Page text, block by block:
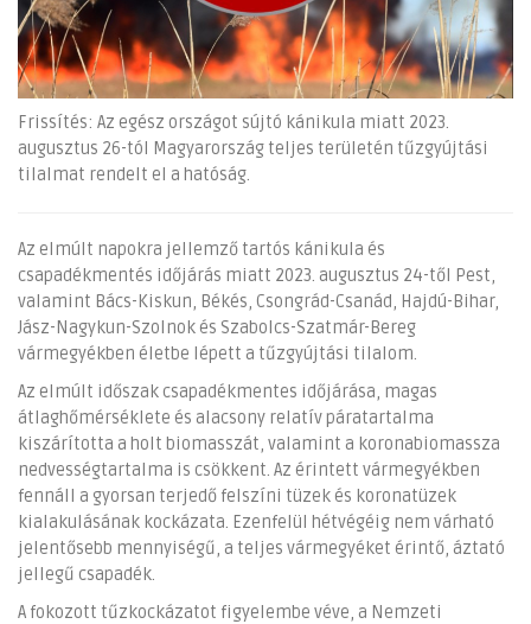
Frissítés: Az egész országot sújtó kánikula miatt 2023.
augusztus 26-tól Magyarország teljes területén tűzgyújtási
tilalmat rendelt el a hatóság.
Az elmúlt napokra jellemző tartós kánikula és
csapadékmentés időjárás miatt 2023. augusztus 24-től Pest,
valamint Bács-Kiskun, Békés, Csongrád-Csanád, Hajdú-Bihar,
Jász-Nagykun-Szolnok és Szabolcs-Szatmár-Bereg
vármegyékben életbe lépett a tűzgyújtási tilalom.
Az elmúlt időszak csapadékmentes időjárása, magas
átlaghőmérséklete és alacsony relatív páratartalma
kiszárította a holt biomasszát, valamint a koronabiomassza
nedvességtartalma is csökkent. Az érintett vármegyékben
fennáll a gyorsan terjedő felszíni tüzek és koronatüzek
kialakulásának kockázata. Ezenfelül hétvégéig nem várható
jelentősebb mennyiségű, a teljes vármegyéket érintő, áztató
jellegű csapadék.
A fokozott tűzkockázatot figyelembe véve, a Nemzeti